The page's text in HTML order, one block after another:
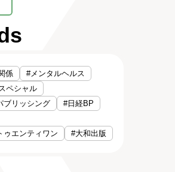
係
#メンタルヘルス
ペシャル
ブリッシング
#日経BP
ゥエンティワン
#大和出版